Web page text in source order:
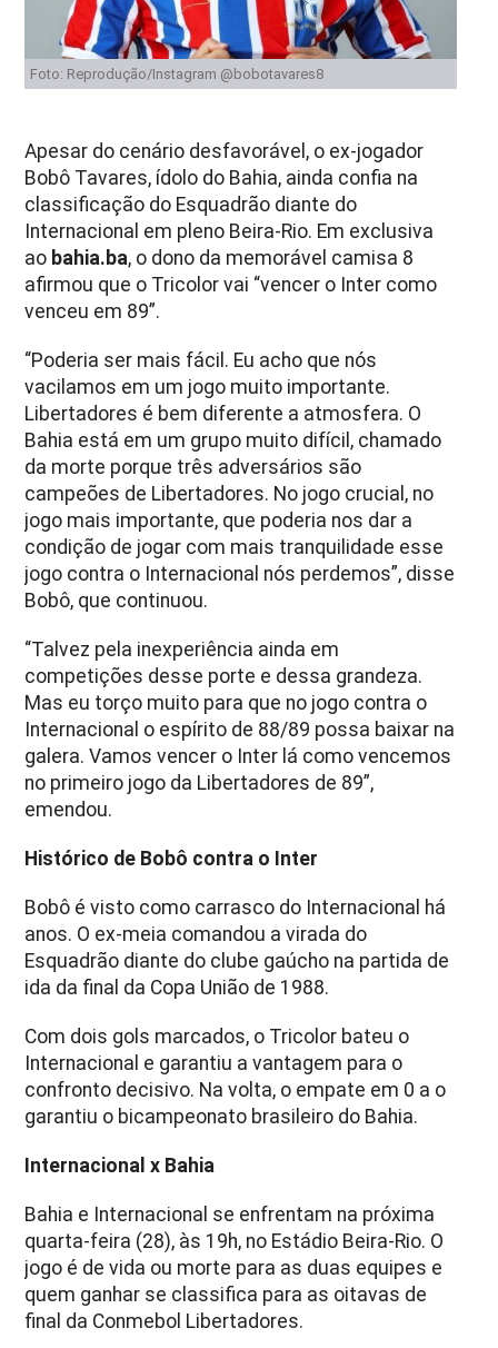
Foto: Reprodução/Instagram @bobotavares8
Apesar do cenário desfavorável, o ex-jogador
Bobô Tavares, ídolo do Bahia, ainda confia na
classificação do Esquadrão diante do
Internacional em pleno Beira-Rio. Em exclusiva
ao bahia.ba, o dono da memorável camisa 8
afirmou que o Tricolor vai “vencer o Inter como
venceu em 89”.
“Poderia ser mais fácil. Eu acho que nós
vacilamos em um jogo muito importante.
Libertadores é bem diferente a atmosfera. O
Bahia está em um grupo muito difícil, chamado
da morte porque três adversários são
campeões de Libertadores. No jogo crucial, no
jogo mais importante, que poderia nos dar a
condição de jogar com mais tranquilidade esse
jogo contra o Internacional nós perdemos”, disse
Bobô, que continuou.
“Talvez pela inexperiência ainda em
competições desse porte e dessa grandeza.
Mas eu torço muito para que no jogo contra o
Internacional o espírito de 88/89 possa baixar na
galera. Vamos vencer o Inter lá como vencemos
no primeiro jogo da Libertadores de 89”,
emendou.
Histórico de Bobô contra o Inter
Bobô é visto como carrasco do Internacional há
anos. O ex-meia comandou a virada do
Esquadrão diante do clube gaúcho na partida de
ida da final da Copa União de 1988.
Com dois gols marcados, o Tricolor bateu o
Internacional e garantiu a vantagem para o
confronto decisivo. Na volta, o empate em 0 a o
garantiu o bicampeonato brasileiro do Bahia.
Internacional x Bahia
Bahia e Internacional se enfrentam na próxima
quarta-feira (28), às 19h, no Estádio Beira-Rio. O
jogo é de vida ou morte para as duas equipes e
quem ganhar se classifica para as oitavas de
final da Conmebol Libertadores.